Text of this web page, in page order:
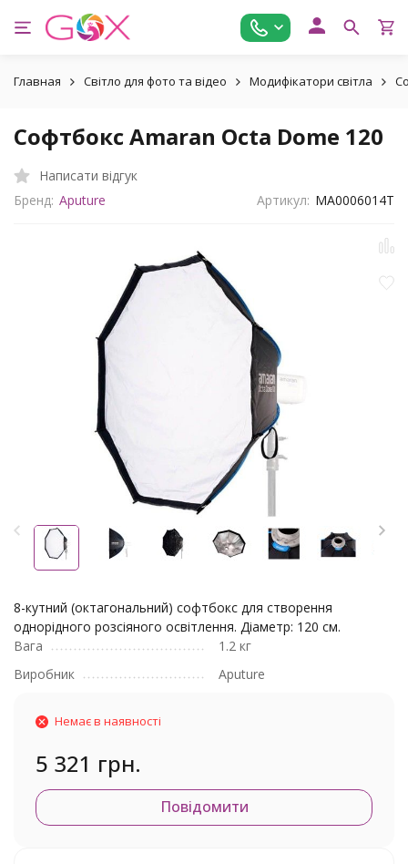
Главная Світло для фото та відео Модифікатори світла
Софтбокс Amaran Octa Dome 120
Написати відгук
Бренд: Aputure Артикул: MA0006014T
8-кутний (октагональний) софтбокс для створення
однорідного розсіяного освітлення. Діаметр: 120 см.
Вага
1.2 кг
Виробник
Aputure
Немає в наявності
5 321 грн.
Повідомити